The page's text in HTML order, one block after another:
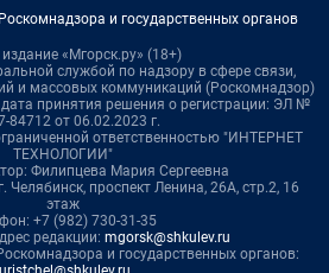
и государственных органов
«Мгорск.ру» (18+)
службой по надзору в сфере связи,
и массовых коммуникаций (Роскомнадзор)
принятия решения о регистрации: ЭЛ №
84712 от 06.02.2023 г.
ответственностью "ИНТЕРНЕТ
ТЕХНОЛОГИИ"
Филипцева Мария Сергеевна
Челябинск, проспект Ленина, 26А, стр.2, 16
этаж
+7 (982) 730-31-35
редакции: mgorsk@shkulev.ru
и государственных органов: